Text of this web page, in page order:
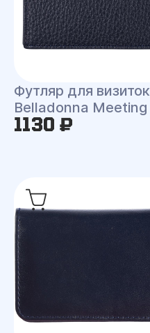
Футляр для визиток
Belladonna Meeting
1130 ₽